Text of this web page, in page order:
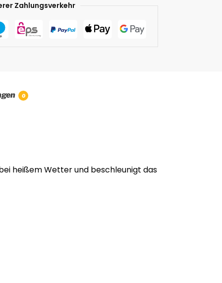
Zahlungsverkehr
0
heißem Wetter und beschleunigt das